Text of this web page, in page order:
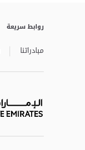
روابط سريعة
مبادراتنا
برعاية